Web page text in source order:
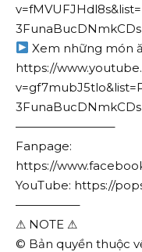
Xem những món
https://
————————–
Fanpage:
https://
YouTube: https://
—————–
⚠ NOTE ⚠
© Bản quyền thuộc